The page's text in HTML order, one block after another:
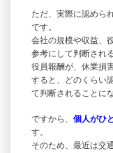
ただ、実際に認めら
です。
会社の規模や収益、
参考にして判断され
役員報酬が、休業損
すると、どのくらい
て判断されることに
ですから、 個人がひ
す。
そのため、最近は交